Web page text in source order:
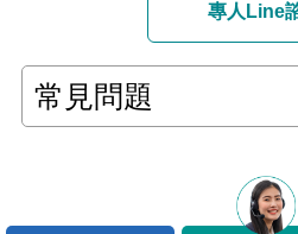
專人Line
常見問題